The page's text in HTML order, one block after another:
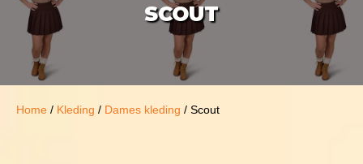
SCOUT
Home / Kleding / Dames kleding / Scout